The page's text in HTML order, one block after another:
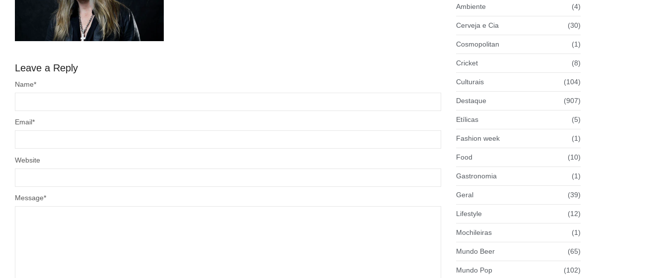
Leave a Reply
Message*
Name*
Email*
Website
Ambiente (4)
Cerveja e Cia (30)
Cosmopolitan (1)
Cricket (8)
Culturais (104)
Destaque (907)
Etílicas (5)
Fashion week (1)
Food (10)
Gastronomia (1)
Geral (39)
Lifestyle (12)
Mochileiras (1)
Mundo Beer (65)
Mundo Pop (102)